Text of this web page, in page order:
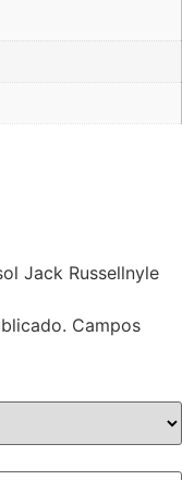
Jack Russellnyle
Campos